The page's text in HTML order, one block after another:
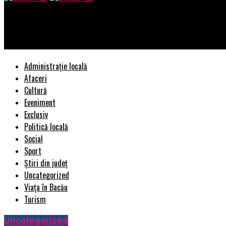
Administrație locală
Afaceri
Cultură
Eveniment
Exclusiv
Politică locală
Social
Sport
Știri din județ
Uncategorized
Viața în Bacău
Turism
Uncategorized